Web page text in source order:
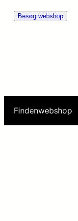
Besøg webshop
Findenwebshop